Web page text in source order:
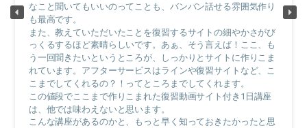
なこと聞いてもいいのってことも、バンバン話せる雰囲気作り
も最高です。
また、教えていただいたことを復習するサイトの細やかさがび
っくるするほど素晴らしいです。あぁ、そう言えば！ここ、も
う一回聞きたいというところが、しっかりとサイトに作りこま
れています。アフターサービスはラインや復習サイトなど、こ
こまでしてくれるの？！ってところまでしてくれます。
この値段でここまで作りこまれた復習動画サイト付き1日講座
は、他では味わえないと思います。
こんな講座があるのかと、もっと早く知っておきたかったと思